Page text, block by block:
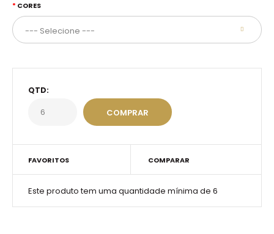
CORES
QTD:
FAVORITOS COMPARAR
Este produto tem uma quantidade mínima de 6